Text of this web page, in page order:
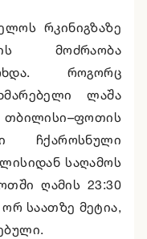
რკინიგზაზე
მოძრაობა
როგორც
ლაშა
ჩქაროსნული
საღამოს
ღამის 23:30
საათზე მეტია,